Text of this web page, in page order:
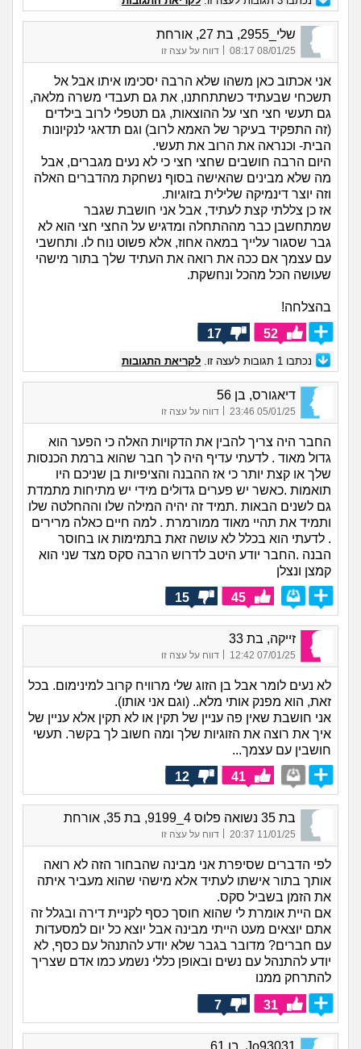
שלי_2955, בת 27, אורחת
08/01/25 08:17
| דווח על עצה זו
אני אכתוב כאן משהו שלא הרבה יסכימו איתו אבל אל
תשכחי שבעתיד כשתתחתנו, את גם תעבדי משרה מלאה,
גם תעשי חצי חצי על ההוצאות, גם תטפלי לרוב בילדים
(זה התפקיד בעיקר של האמא לרוב) וגם תדאגי לנקיונות
הבית- וכנראה את הרוב את תעשי.
היום הרבה חושבים שחצי חצי כי לא נעים מגברים, אבל
מה שלא מבינים שהאישה בסוף נשחקת מהדברים האלה
וזה יוצר דינמיקה שלילית בזוגיות.
אז כן צללתי קצת לעתיד, אבל אני חושבת שגבר
שמתחשבן כבר מההתחלה ומדגיש על החצי חצי הוא לא
גבר שסגור עלייך במאה אחוז, אלא פשוט נוח לו. ותחשבי
עם עצמך אם ככה את רואה את העתיד שלך בתור מישהי
שעושה הכל מהכל ונחשקת.
בהצלחה!
52
17
נכתבו 1 תגובות לעצה זו. לקריאת התגובות
דיאגורס, בן 56
05/01/25 23:46
| דווח על עצה זו
החבר היה צריך להבין את הדקויות האלה כי הפער הוא
גדול מאוד . לדעתי עדיף היה לך חבר שהוא ברמת הכנסות
שלך או קצת יותר כי אז ההבנה והציפיות בן שניכם היו
תואמות .כאשר יש פערים גדולים מידי יש מתיחות מתמדת
גם לשנים הבאות .תמיד זה יהיה המילה שלו וההחלטה שלו
ותמיד את תהיי מאוד ממורמרת . למה חיים כאלה מרירים
. לדעתי הוא בכלל לא עושה זאת בתמימות או בחוסר
הבנה .החבר יודע היטב לדרוש הרבה סקס מצד שני הוא
קמצן ונצלן
45
15
זייקה, בת 33
07/01/25 12:42 דווח על עצה זו
לא נעים לומר אבל בן הזוג שלי מרוויח קרוב למינימום. בכל
זאת, הוא מפנק אותי מלא.. (וגם אני אותו).
אני חושבת שאין פה עניין של תקין או לא תקין אלא עניין של
איך את רוצה את הזוגיות שלך ומה חשוב לך בקשר. תעשי
חושבין עם עצמך...
41
12
בת 35 נשואה פלוס 4_9199, בת 35, אורחת
11/01/25 20:37 דווח על עצה זו
לפי הדברים שסיפרת אני מבינה שהבחור הזה לא רואה
אותך בתור אישתו לעתיד אלא מישהי שהוא מעביר איתה
את הזמן בשביל סקס.
אם היית אומרת לי שהוא חוסך כסף לקניית דירה ובגלל זה
אתם יוצאים מעט הייתי מבינה אבל יוצא כל יום למסעדות
עם חברים? מדובר בגבר שלא יודע להתנהל עם כסף, לא
יודע להתנהל עם נשים ובאופן כללי נשמע כמו אדם שצריך
להתרחק ממנו
31
7
Jo93031, בן 61